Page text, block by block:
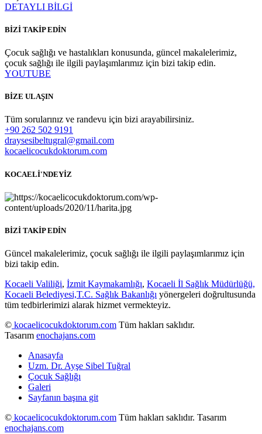
DETAYLI BİLGİ
BİZİ TAKİP EDİN
Çocuk sağlığı ve hastalıkları konusunda, güncel makalelerimiz,
çocuk sağlığı ile ilgili paylaşımlarımız için bizi takip edin.
YOUTUBE
BİZE ULAŞIN
Tüm sorularınız ve randevu için bizi arayabilirsiniz.
+90 262 502 9191
draysesibeltugral@gmail.com
kocaelicocukdoktorum.com
KOCAELİ'NDEYİZ
BİZİ TAKİP EDİN
Güncel makalelerimiz, çocuk sağlığı ile ilgili paylaşımlarımız için
bizi takip edin.
Kocaeli Valiliği, İzmit Kaymakamlığı, Kocaeli İl Sağlık Müdürlüğü,
Kocaeli Belediyesi,T.C. Sağlık Bakanlığı yönergeleri doğrultusunda
tüm tedbirlerimizi alarak hizmet vermekteyiz.
© kocaelicocukdoktorum.com Tüm hakları saklıdır.
Tasarım enochajans.com
Anasayfa
Uzm. Dr. Ayşe Sibel Tuğral
Çocuk Sağlığı
Galeri
Sayfanın başına git
© kocaelicocukdoktorum.com Tüm hakları saklıdır. Tasarım
enochajans.com